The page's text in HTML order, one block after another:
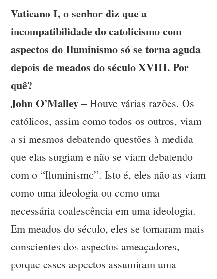
Vaticano I, o senhor diz que a
incompatibilidade do catolicismo com
aspectos do Iluminismo só se torna aguda
depois de meados do século XVIII. Por
quê?
John O’Malley – Houve várias razões. Os
católicos, assim como todos os outros, viam
a si mesmos debatendo questões à medida
que elas surgiam e não se viam debatendo
com o “Iluminismo”. Isto é, eles não as viam
como uma ideologia ou como uma
necessária coalescência em uma ideologia.
Em meados do século, eles se tornaram mais
conscientes dos aspectos ameaçadores,
porque esses aspectos assumiram uma